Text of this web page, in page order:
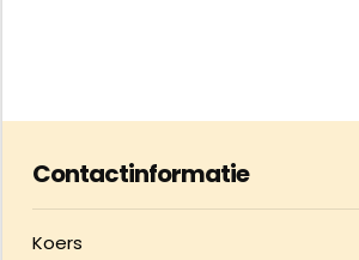
Contactinformatie
Koers